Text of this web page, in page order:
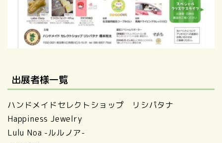
出展者様一覧
ハンドメイドセレクトショップ リシパタナ
Happiness Jewelry
Lulu Noa -ルルノア-